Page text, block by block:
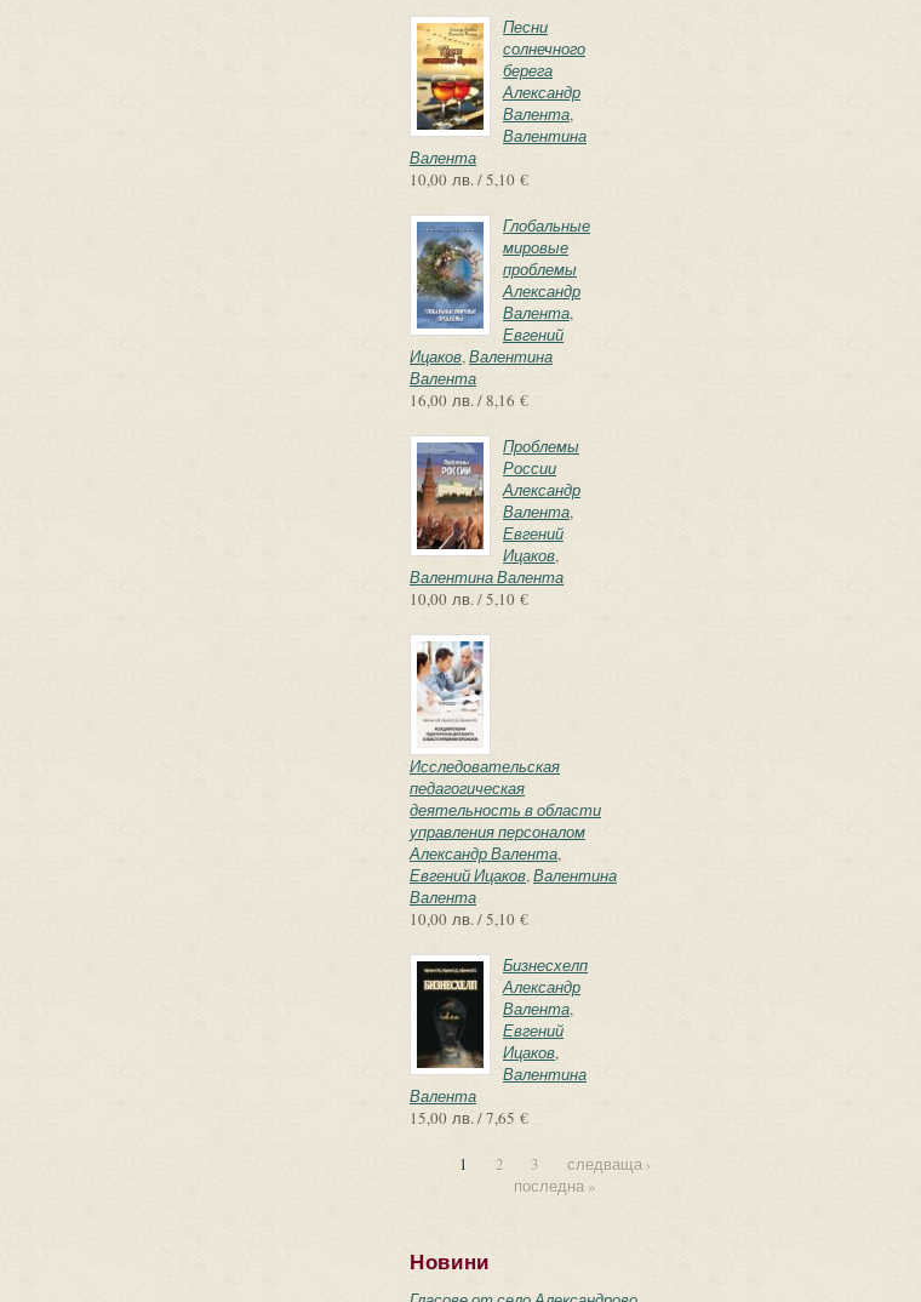
Песни
солнечного
берега
Александр
Валента,
Валентина
Валента
10,00 лв. / 5,10 €
Глобальные
мировые
проблемы
Александр
Валента,
Евгений
Ицаков,Валентина
Валента
16,00 лв. / 8,16 €
Проблемы
России
Александр
Валента,
Евгений
Ицаков,
Валентина Валента
10,00 лв. / 5,10 €
Исследовательская
педагогическая
деятельность в области
управления персоналом
Александр Валента,
Евгений Ицаков,Валентина
Валента
10,00 лв. / 5,10 €
Бизнесхелп
Александр
Валента,
Евгений
Ицаков,
Валентина
Валента
15,00 лв. / 7,65 €
1 2 3
следваща ›
последна »
Новини